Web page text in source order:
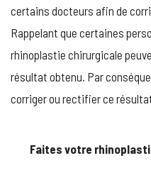
certains docteurs afin de
Rappelant que certaines
rhinoplastie chirurgicale
résultat obtenu. Par
corriger ou rectifier ce
Faites votre